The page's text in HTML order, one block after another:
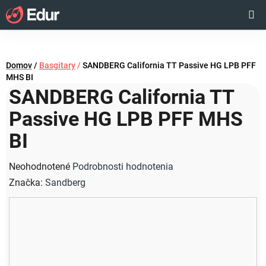
Prejsť
na
obsah
KOŠÍK
Domov/ Basgitary / SANDBERG California TT Passive HG LPB PFF
MHS BI
SANDBERG California TT
Passive HG LPB PFF MHS
BI
Priemerné
hodnotenie
produktu
Neohodnotené Podrobnosti hodnotenia
Značka: Sandberg